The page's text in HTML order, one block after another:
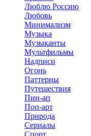
Люблю Россию
Любовь
Минимализм
Музыка
Музыканты
Мультфильмы
Надписи
Огонь
Паттерны
Путешествия
Пин-ап
Поп-арт
Природа
Сериалы